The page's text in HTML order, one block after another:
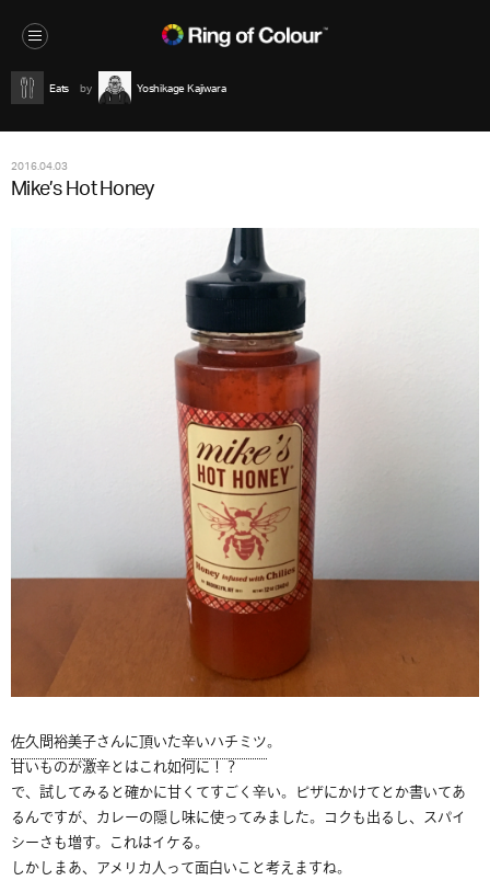
Eats Yoshikage Kajiwara
2016.04.03
Mike’s Hot Honey
佐久間裕美子さんに頂いた辛いハチミツ。
甘いものが激辛とはこれ如何に！？
で、試してみると確かに甘くてすごく辛い。ピザにかけてとか書いてあ
るんですが、カレーの隠し味に使ってみました。コクも出るし、スパイ
シーさも増す。これはイケる。
しかしまあ、アメリカ人って面白いこと考えますね。